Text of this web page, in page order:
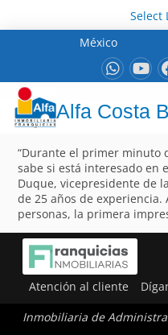
Select
México
Alfa Costa
“Durante el primer minuto
sabe si está interesado en
Duque, vicepresidente de
de 25 años de
personas, la primera
Atención al cliente
Inmobiliaria de